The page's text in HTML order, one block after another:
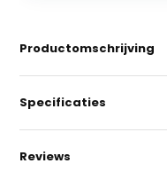
Productomschrijving
Specificaties
Reviews